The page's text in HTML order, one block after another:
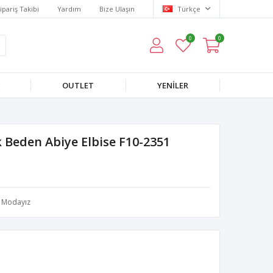
Takibi Yardım Bize Ulaşın Türkçe
0 0
OUTLET YENILER
Abiye Elbise F10-2351
Modayız